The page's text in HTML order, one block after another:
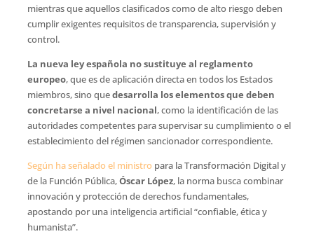
mientras que aquellos clasificados como de alto riesgo deben
cumplir exigentes requisitos de transparencia, supervisión y
control.
La nueva ley española no sustituye al reglamento
europeo, que es de aplicación directa en todos los Estados
miembros, sino quedesarrolla los elementos que deben
concretarse a nivel nacional, como la identificación de las
autoridades competentes para supervisar su cumplimiento o el
establecimiento del régimen sancionador correspondiente.
Según ha señalado el ministro para la Transformación Digital y
de la Función Pública,Óscar López, la norma busca combinar
innovación y protección de derechos fundamentales,
apostando por una inteligencia artificial “confiable, ética y
humanista”.